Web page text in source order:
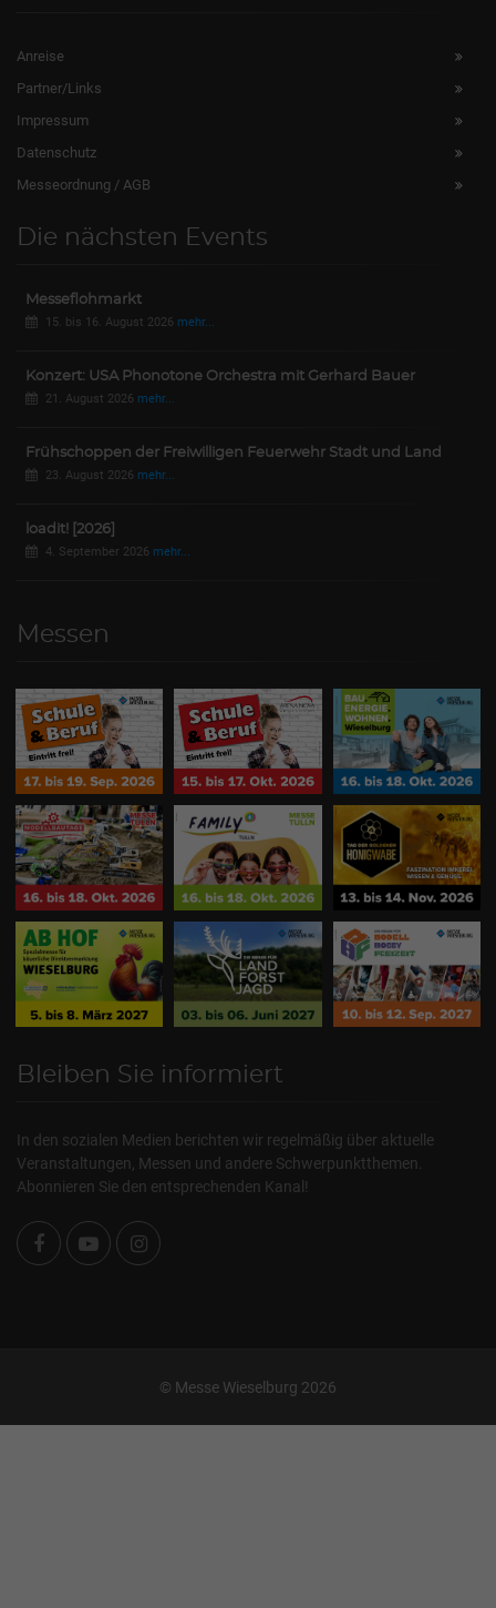
Anreise
Partner/Links
Impressum
Datenschutz
Messeordnung / AGB
Die nächsten Events
Messeflohmarkt
15. bis 16. August 2026 mehr...
Konzert: USA Phonotone Orchestra mit Gerhard Bauer
21. August 2026 mehr...
Frühschoppen der Freiwilligen Feuerwehr Stadt und Land
23. August 2026 mehr...
loadit! [2026]
4. September 2026 mehr...
Messen
Bleiben Sie informiert
In den sozialen Medien berichten wir regelmäßig über aktuelle
Veranstaltungen, Messen und andere Schwerpunktthemen.
Abonnieren Sie den entsprechenden Kanal!
© Messe Wieselburg 2026